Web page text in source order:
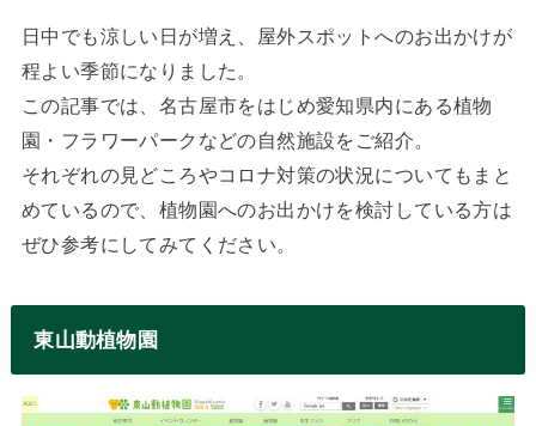
日中でも涼しい日が増え、屋外スポットへのお出かけが
程よい季節になりました。
この記事では、名古屋市をはじめ愛知県内にある植物
園・フラワーパークなどの自然施設をご紹介。
それぞれの見どころやコロナ対策の状況についてもまと
めているので、植物園へのお出かけを検討している方は
ぜひ参考にしてみてください。
東山動植物園